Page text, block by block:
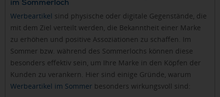
im Sommerloch
Werbeartikel sind physische oder digitale Gegenstände, die
mit dem Ziel verteilt werden, die Bekanntheit einer Marke
zu erhöhen und positive Assoziationen zu schaffen. Im
Sommer bzw. während des Sommerlochs können diese
besonders effektiv sein, um Ihre Marke in den Köpfen der
Kunden zu verankern. Hier sind einige Gründe, warum
Werbeartikel im Sommer besonders wirkungsvoll sind: